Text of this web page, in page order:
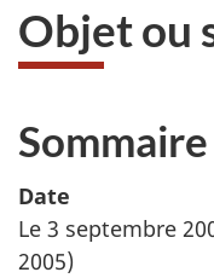
Objet ou
Date
Le 3 septembre
2005)